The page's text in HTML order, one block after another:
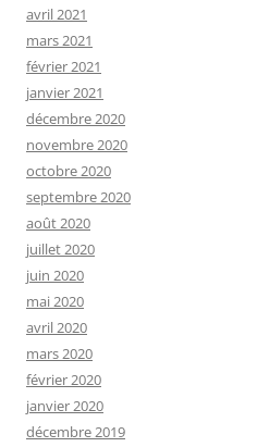
avril 2021
mars 2021
février 2021
janvier 2021
décembre 2020
novembre 2020
octobre 2020
septembre 2020
août 2020
juillet 2020
juin 2020
mai 2020
avril 2020
mars 2020
février 2020
janvier 2020
décembre 2019